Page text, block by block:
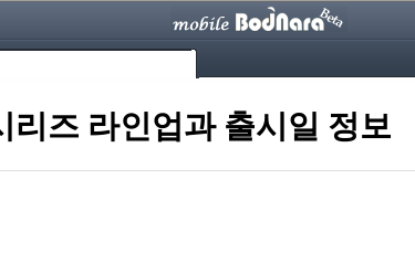
즈 라인업과 출시일 정보